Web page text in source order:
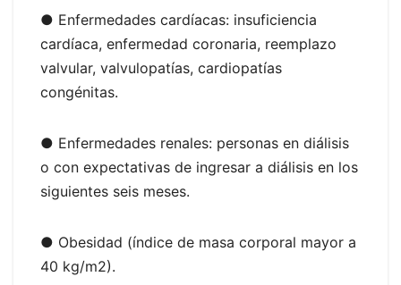
● Enfermedades cardíacas: insuficiencia
cardíaca, enfermedad coronaria, reemplazo
valvular, valvulopatías, cardiopatías
congénitas.
● Enfermedades renales: personas en diálisis
o con expectativas de ingresar a diálisis en los
siguientes seis meses.
● Obesidad (índice de masa corporal mayor a
40 kg/m2).